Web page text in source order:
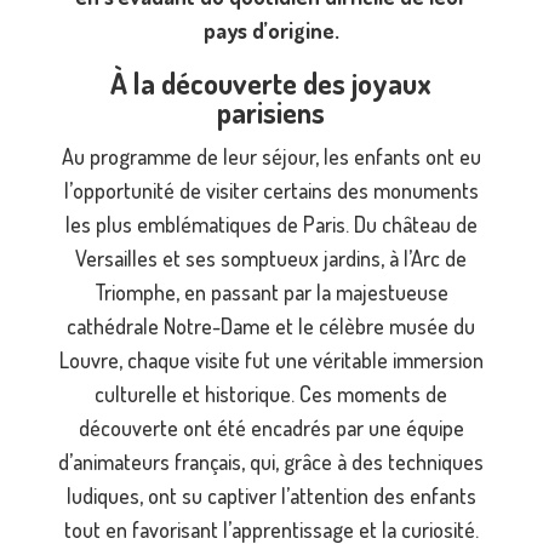
pays d’origine.
À la découverte des joyaux
parisiens
Au programme de leur séjour, les enfants ont eu
l’opportunité de visiter certains des monuments
les plus emblématiques de Paris. Du château de
Versailles et ses somptueux jardins, à l’Arc de
Triomphe, en passant par la majestueuse
cathédrale Notre-Dame et le célèbre musée du
Louvre, chaque visite fut une véritable immersion
culturelle et historique. Ces moments de
découverte ont été encadrés par une équipe
d’animateurs français, qui, grâce à des techniques
ludiques, ont su captiver l’attention des enfants
tout en favorisant l’apprentissage et la curiosité.